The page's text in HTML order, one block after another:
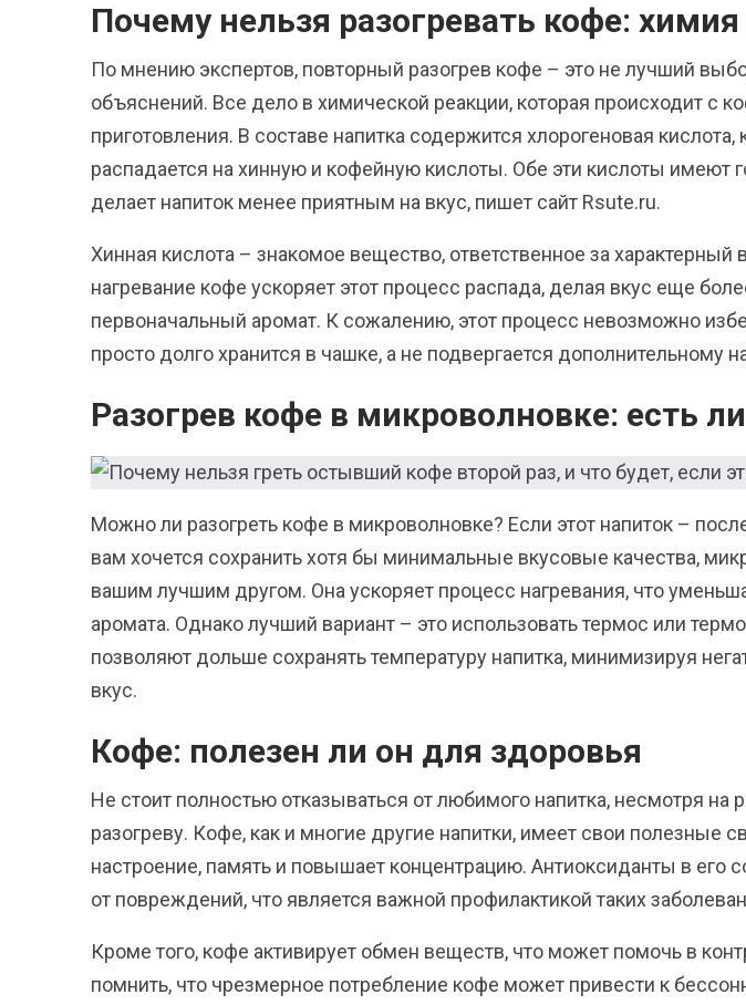
Почему нельзя разогревать кофе: химия
По мнению экспертов, повторный разогрев кофе – это не лучший
объяснений. Все дело в химической реакции, которая происходит с
приготовления. В составе напитка содержится хлорогеновая
распадается на хинную и кофейную кислоты. Обе эти кислоты имеют
делает напиток менее приятным на вкус, пишет сайт Rsute.ru.
Хинная кислота – знакомое вещество, ответственное за характерный
нагревание кофе ускоряет этот процесс распада, делая вкус еще
первоначальный аромат. К сожалению, этот процесс невозможно
просто долго хранится в чашке, а не подвергается дополнительному
Разогрев кофе в микроволновке: есть
Можно ли разогреть кофе в микроволновке? Если этот напиток –
вам хочется сохранить хотя бы минимальные вкусовые качества,
вашим лучшим другом. Она ускоряет процесс нагревания, что
аромата. Однако лучший вариант – это использовать термос или
позволяют дольше сохранять температуру напитка, минимизируя
вкус.
Кофе: полезен ли он для здоровья
Не стоит полностью отказываться от любимого напитка, несмотря на
разогреву. Кофе, как и многие другие напитки, имеет свои полезные
настроение, память и повышает концентрацию. Антиоксиданты в его
от повреждений, что является важной профилактикой таких
Кроме того, кофе активирует обмен веществ, что может помочь в
помнить, что чрезмерное потребление кофе может привести к